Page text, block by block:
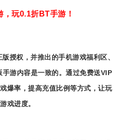
，玩0.1折BT手游！
授权，并推出的手机游戏福利区、
游内容是一致的。通过免费送VIP
爆率，提高充值比例等方式，让玩
戏进度。